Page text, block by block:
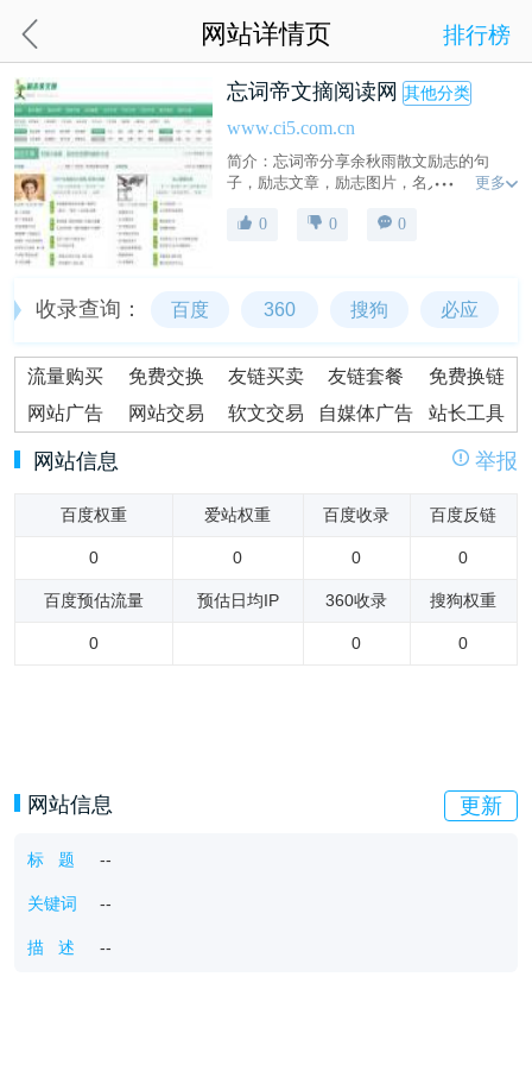
网站详情页 排行榜
忘词帝文摘阅读网 其他分类
www.ci5.com.cn
简介：忘词帝分享余秋雨散文励志的句
子，励志文章，励志图片，名人名言，经
及心灵感悟的文章和读者文摘在线阅读。
更多
0 0 0
收录查询： 百度 360 搜狗 必应
流量购买 免费交换 友链买卖 友链套餐
免费换链
网站广告
网站交易 软文交易 自媒体广告 站长工具
网站信息 举报
百度权重 爱站权重 百度收录 百度反链
0 0 0 0
百度预估流量 预估日均IP 360收录 搜狗权重
0 0 0
网站信息 更新
标 题 --
关键词 --
描 述 --